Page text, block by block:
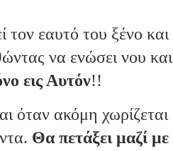
εαυτό του ξένο και
να ενώσει νου και
εις Αυτόν!!
όταν ακόμη χωρίζεται
Θα πετάξει μαζί με